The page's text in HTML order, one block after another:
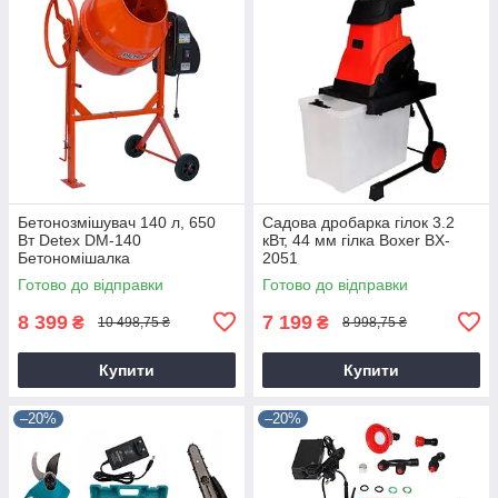
Бетонозмішувач 140 л, 650
Вт Detex DM-140
Бетономішалка
Готово до відправки
8 399 ₴ 10 498,75 ₴
Купити
Садова дробарка гілок 3.2
кВт, 44 мм гілка Boxer BX-
2051
Готово до відправки
7 199 ₴ 8 998,75 ₴
Купити
–20% –20%